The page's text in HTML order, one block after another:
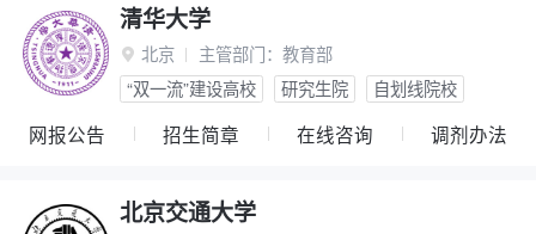
清华大学
 北京 主管部门： 教育部
“双一流”建设高校
研究生院 自划线院校
网报公告 招生简章 在线咨询 调剂办法
北京交通大学